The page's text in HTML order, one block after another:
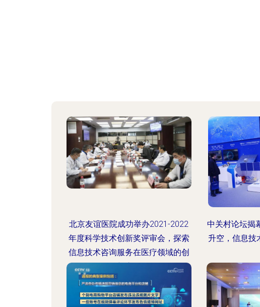
北京友谊医院成功举办2021-2022
年度科学技术创新奖评审会，探索
信息技术咨询服务在医疗领域的创
中关村论坛揭
升空，信息技